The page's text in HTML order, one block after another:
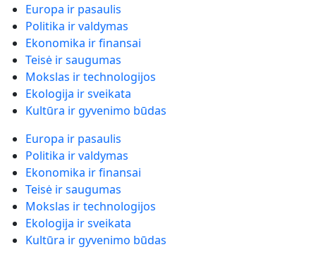
Europa ir pasaulis
Politika ir valdymas
Ekonomika ir finansai
Teisė ir saugumas
Mokslas ir technologijos
Ekologija ir sveikata
Kultūra ir gyvenimo būdas
Europa ir pasaulis
Politika ir valdymas
Ekonomika ir finansai
Teisė ir saugumas
Mokslas ir technologijos
Ekologija ir sveikata
Kultūra ir gyvenimo būdas